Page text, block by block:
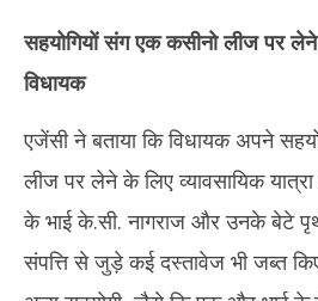
सहयोगियों संग एक कसीनो लीज पर
विधायक
एजेंसी ने बताया कि विधायक अपने
लीज पर लेने के लिए व्यावसायिक
के भाई के.सी. नागराज और उनके बेटे
संपत्ति से जुड़े कई दस्तावेज भी जब्त